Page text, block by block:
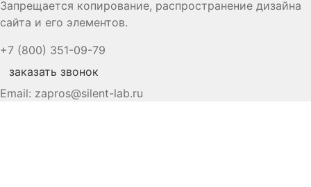
Запрещается копирование, распространение дизайна
сайта и его элементов.
+7 (800) 351-09-79
заказать звонок
Email: zapros@silent-lab.ru